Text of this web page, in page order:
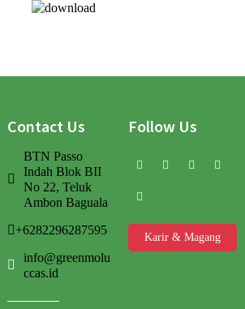
Contact Us
BTN Passo
Indah Blok BII
No 22, Teluk
Ambon Baguala
+6282296287595
info@greenmolu
ccas.id
Follow Us
Karir & Magang